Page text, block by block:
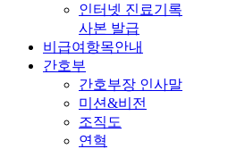
인터넷 진료기록
사본 발급
비급여항목안내
간호부
간호부장 인사말
미션&비전
조직도
연혁